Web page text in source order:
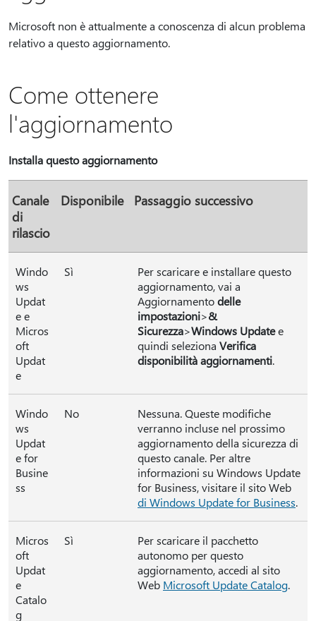
Microsoft non è attualmente a conoscenza di alcun problema
relativo a questo aggiornamento.
Come ottenere
l'aggiornamento
Installa questo aggiornamento
Canale
di
rilascio
Disponibile Passaggio successivo
Windo
ws
Updat
e e
Micros
oft
Updat
e
Sì
Per scaricare e installare questo
aggiornamento, vai a
Aggiornamentodelle
impostazioni>&
Sicurezza>Windows Updatee
quindi seleziona Verifica
disponibilità aggiornamenti.
Windo
ws
Updat
e for
Busine
ss
No
Nessuna. Queste modifiche
verranno incluse nel prossimo
aggiornamento della sicurezza di
questo canale. Per altre
informazioni su Windows Update
for Business, visitare il sito Web
di Windows Update for Business.
Micros
oft
Updat
e
Catalo
g
Sì
Per scaricare il pacchetto
autonomo per questo
aggiornamento, accedi al sito
Web Microsoft Update Catalog.